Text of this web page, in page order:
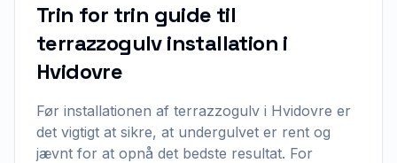
Trin for trin guide til
terrazzogulv installation i
Hvidovre
Før installationen af terrazzogulv i Hvidovre er
det vigtigt at sikre, at undergulvet er rent og
jævnt for at opnå det bedste resultat. For